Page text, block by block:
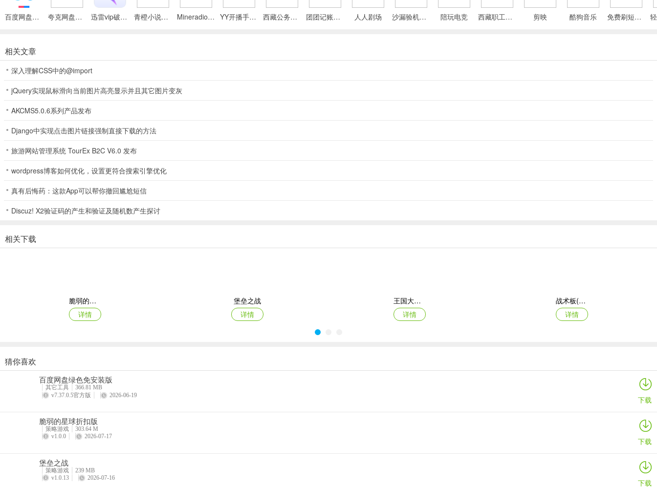
7、【代金买断】
买断礼包，购买满5次后，每天领3600元代金券。
终生累充特别返利，每天可领大量代金券。
购买一次，无限元宝、无限武将、无限神器每日免费领。
1、玩家在游戏点击界面中的任意购买礼包，购买时提醒可以使用代金卷即可使用；
2、这里我们以购买648礼包为说明，点击直接使用代金卷购买；
3、购买成功即可获得礼包内容；
4、代金卷玩家可以每日签到免费领取，不用担心！
百度网盘绿色免安装Pc电脑版 夸克网盘官方正式版 迅雷vip破解版永久会员2024版 青橙小说App Mineradio手机版 YY开播手机版 西藏公务出行app 团团记账App 人人剧场 沙漏验机手机版 陪玩电竞 西藏职工App 剪映 酷狗音乐 免费刷短剧漫剧
相关文章
深入理解CSS中的@import
jQuery实现鼠标滑向当前图片高亮显示并且其它图片变灰
AKCMS5.0.6系列产品发布
Django中实现点击图片链接强制直接下载的方法
旅游网站管理系统 TourEx B2C V6.0 发布
wordpress博客如何优化，设置更符合搜索引擎优化
真有后悔药：这款App可以帮你撤回尴尬短信
Discuz! X2验证码的产生和验证及随机数产生探讨
相关下载
脆弱的星球折扣版
详情
堡垒之战
详情
王国大作战前线
详情
战术板(体育战术工具)
详情
指尖像素城
详情
黑侠联盟
最后庇护所瘟疫
御兽岛
猜你喜欢
百度网盘绿色免安装版
其它工具
366.81 MB
v7.37.0.5官方版
2026-06-19 下载
脆弱的星球折扣版
策略游戏
303.64 M
v1.0.0
2026-07-17 下载
堡垒之战
策略游戏
239 MB
v1.0.13
2026-07-16 下载